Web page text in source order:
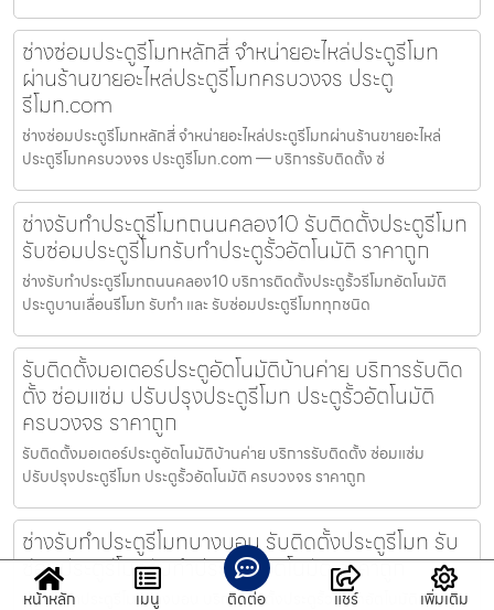
ช่างซ่อมประตูรีโมทหลักสี่ จำหน่ายอะไหล่ประตูรีโมท
ผ่านร้านขายอะไหล่ประตูรีโมทครบวงจร ประตู
รีโมท.com
ช่างซ่อมประตูรีโมทหลักสี่ จำหน่ายอะไหล่ประตูรีโมทผ่านร้านขายอะไหล่
ประตูรีโมทครบวงจร ประตูรีโมท.com — บริการรับติดตั้ง ซ่
ช่างรับทำประตูรีโมทถนนคลอง10 รับติดตั้งประตูรีโมท
รับซ่อมประตูรีโมทรับทำประตูรั้วอัตโนมัติ ราคาถูก
ช่างรับทำประตูรีโมทถนนคลอง10 บริการติดตั้งประตูรั้วรีโมทอัตโนมัติ
ประตูบานเลื่อนรีโมท รับทำ และ รับซ่อมประตูรีโมททุกชนิด
รับติดตั้งมอเตอร์ประตูอัตโนมัติบ้านค่าย บริการรับติด
ตั้ง ซ่อมแซ่ม ปรับปรุงประตูรีโมท ประตูรั้วอัตโนมัติ
ครบวงจร ราคาถูก
รับติดตั้งมอเตอร์ประตูอัตโนมัติบ้านค่าย บริการรับติดตั้ง ซ่อมแซ่ม
ปรับปรุงประตูรีโมท ประตูรั้วอัตโนมัติ ครบวงจร ราคาถูก
ช่างรับทำประตูรีโมทบางบอน รับติดตั้งประตูรีโมท รับ
ซ่อมประตูรีโมทรับทำประตูรั้วอัตโนมัติ ราคาถูก
ช่างรับทำประตูรีโมทบางบอน บริการติดตั้งประตูรั้วรีโมทอัตโนมัติ ประตู
หน้าหลัก เมนู ติดต่อ แชร์ เพิ่มเติม